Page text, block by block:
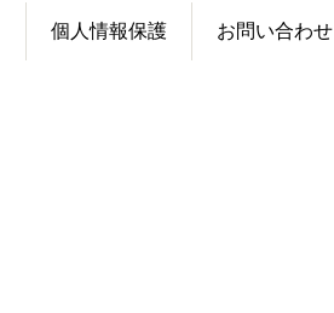
個人情報保護 お問い合わせ